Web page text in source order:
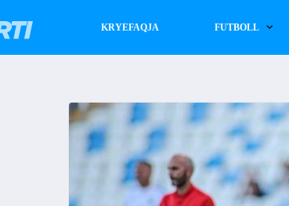
KRYEFAQJA FUTBOLL